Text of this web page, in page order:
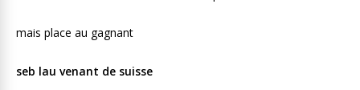
mais place au gagnant
seb lau venant de suisse